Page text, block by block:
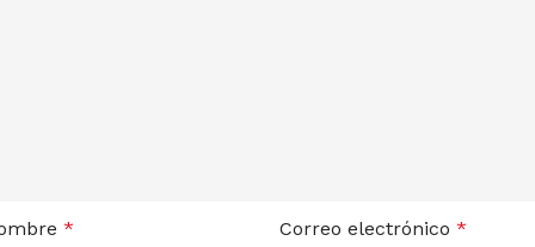
* Correo electrónico *